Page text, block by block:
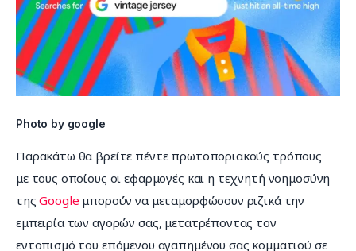
Photo by google
Παρακάτω θα βρείτε πέντε πρωτοποριακούς τρόπους
με τους οποίους οι εφαρμογές και η τεχνητή νοημοσύνη
της Google μπορούν να μεταμορφώσουν ριζικά την
εμπειρία των αγορών σας, μετατρέποντας τον
εντοπισμό του επόμενου αγαπημένου σας κομματιού σε